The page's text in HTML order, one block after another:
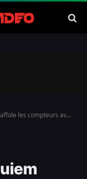
avec 4 millions de listes de souhaits